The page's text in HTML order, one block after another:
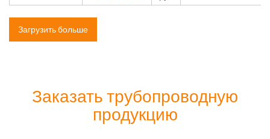
Загрузить больше
Заказать трубопроводную
продукцию